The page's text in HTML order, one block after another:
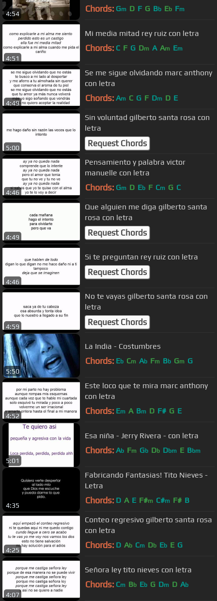
4:54 Chords: Gm D F G Bb Eb Fm
4:51
Mi media mitad rey ruiz con letra
Chords: C F G Dm A Am Em
4:49
Se me sigue olvidando marc anthony
con letra
Chords: Am C G F Dm D E
5:00
Sin voluntad gilberto santa rosa con
letra
Request Chords
4:46
Pensamiento y palabra victor
manuelle con letra
Chords: Gm D Eb F Cm G C
4:49
Que alguien me diga gilberto santa
rosa con letra
Request Chords
4:46
Si te preguntan rey ruiz con letra
Request Chords
4:59
No te vayas gilberto santa rosa con
letra
Request Chords
5:50
La India - Costumbres
Chords: Eb Cm Ab Fm Bb Gm G
4:52
Este loco que te mira marc anthony
con letra
Chords: Em A Bm D F# G E
5:01
Esa niña - Jerry Rivera - con letra
Chords: Ab Fm Gb Db Dbm E Bbm
4:35
Fabricando Fantasias! Tito Nieves -
Letra
Chords: D A E F#m C#m F# B
4:25
Conteo regresivo gilberto santa rosa
con letra
Chords: D Ab Cm Db Eb E G
4:07
Señora ley tito nieves con letra
Chords: Cm Bb Eb G Dm D Ab